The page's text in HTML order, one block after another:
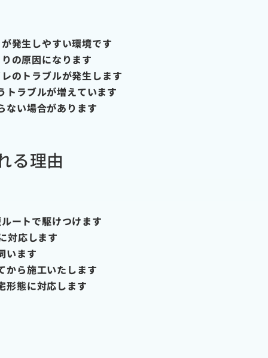
発生しやすい環境です
の原因になります
のトラブルが発生します
トラブルが増えています
ない場合があります
る理由
ートで駆けつけます
対応します
います
から施工いたします
形態に対応します